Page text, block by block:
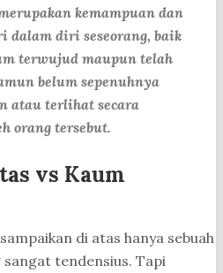
kemampuan dan
dalam diri seseorang, baik
terwujud maupun telah
belum sepenuhnya
atau terlihat secara
orang tersebut.
vs Kaum
di atas hanya sebuah
sangat tendensius. Tapi